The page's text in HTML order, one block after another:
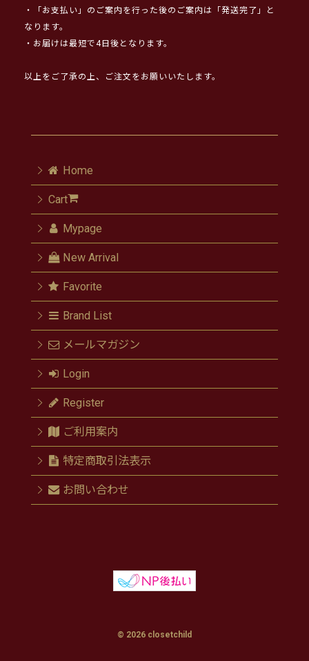
・「お支払い」のご案内を行った後のご案内は「発送完了」と
なります。
・お届けは最短で4日後となります。
以上をご了承の上、ご注文をお願いいたします。
Home
Cart
Mypage
New Arrival
Favorite
Brand List
メールマガジン
Login
Register
ご利用案内
特定商取引法表示
お問い合わせ
© 2026 closetchild